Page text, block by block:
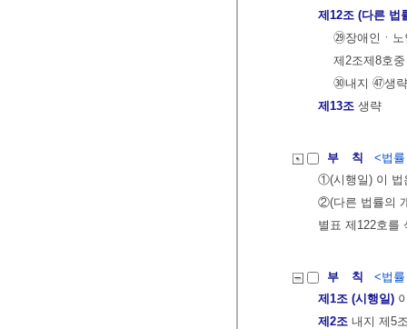
제12조 (다른 법
㉙장애인ㆍ
제2조제8호
㉚내지 ㊼생략
제13조 생략
부 칙
<법
①(시행일) 이 법
②(다른 법률의
별표 제122호를
부 칙
<법
제1조 (시행일)
제2조 내지 제5